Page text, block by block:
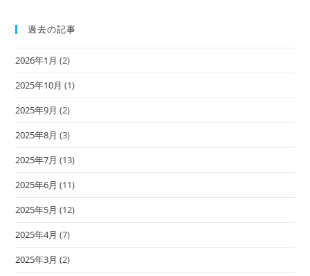
過去の記事
2026年1月 (2)
2025年10月 (1)
2025年9月 (2)
2025年8月 (3)
2025年7月 (13)
2025年6月 (11)
2025年5月 (12)
2025年4月 (7)
2025年3月 (2)